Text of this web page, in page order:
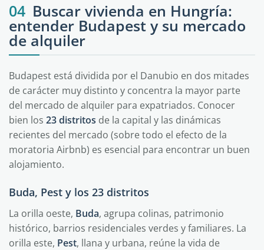
04 Buscar vivienda en Hungría:
entender Budapest y su mercado
de alquiler
Budapest está dividida por el Danubio en dos mitades
de carácter muy distinto y concentra la mayor parte
del mercado de alquiler para expatriados. Conocer
bien los 23 distritos de la capital y las dinámicas
recientes del mercado (sobre todo el efecto de la
moratoria Airbnb) es esencial para encontrar un buen
alojamiento.
Buda, Pest y los 23 distritos
La orilla oeste, Buda, agrupa colinas, patrimonio
histórico, barrios residenciales verdes y familiares. La
orilla este, Pest, llana y urbana, reúne la vida de